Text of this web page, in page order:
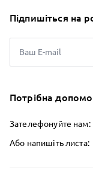
Підпишіться на
Потрібна
Зателефонуйте нам:
Або напишіть листа: